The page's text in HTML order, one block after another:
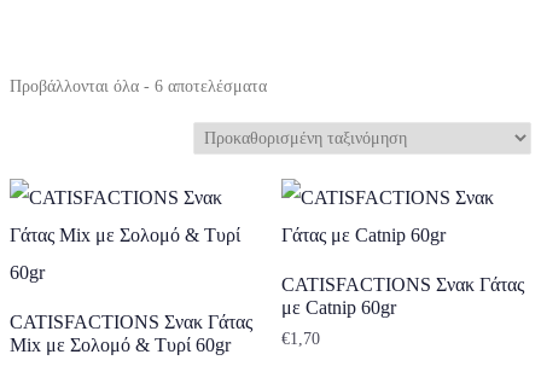
Προβάλλονται όλα - 6 αποτελέσματα
CATISFACTIONS Σνακ Γάτας
Mix με Σολομό & Τυρί 60gr
CATISFACTIONS Σνακ Γάτας
με Catnip 60gr
€1,70